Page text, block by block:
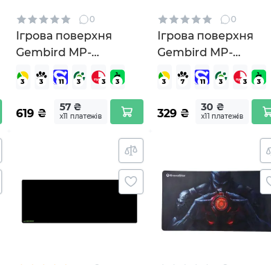
0
Ігрова поверхня
Gembird MP-
GAMELED-L
619₴ 57 ₴
х11 платежів
0
Ігрова поверхня
Gembird MP-
SOLARSYSTEM-XL-01
329₴ 30 ₴
х11 платежів